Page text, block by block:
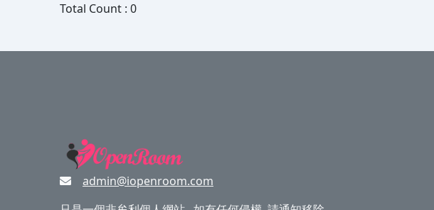
Total Count : 0
admin@iopenroom.com